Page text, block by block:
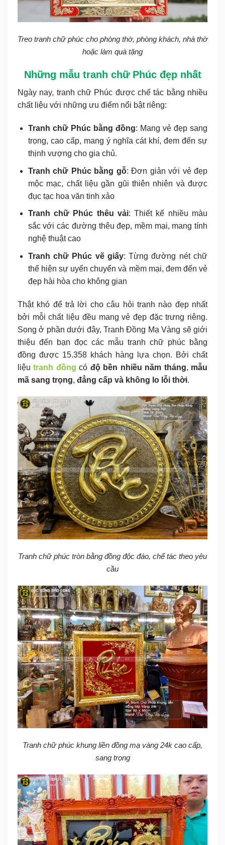
Treo tranh chữ phúc cho phòng thờ, phòng khách, nhà thờ
hoặc làm quà tặng
Những mẫu tranh chữ Phúc đẹp nhất
Ngày nay, tranh chữ Phúc được chế tác bằng nhiều
chất liệu với những ưu điểm nổi bật riêng:
Tranh chữ Phúc bằng đồng: Mang vẻ đẹp sang
trọng, cao cấp, mang ý nghĩa cát khí, đem đến sự
thịnh vượng cho gia chủ.
Tranh chữ Phúc bằng gỗ: Đơn giản với vẻ đẹp
mộc mạc, chất liệu gần gũi thiên nhiên và được
đục tạc hoa văn tinh xảo
Tranh chữ Phúc thêu vải: Thiết kế nhiều màu
sắc với các đường thêu đẹp, mềm mại, mang tính
nghệ thuật cao
Tranh chữ Phúc vẽ giấy: Từng đường nét chữ
thể hiện sự uyển chuyển và mềm mại, đem đến vẻ
đẹp hài hòa cho không gian
Thật khó để trả lời cho câu hỏi tranh nào đẹp nhất
bởi mỗi chất liệu đều mang vẻ đẹp đặc trưng riêng.
Song ở phần dưới đây, Tranh Đồng Mạ Vàng sẽ giới
thiệu đến bạn đọc các mẫu tranh chữ phúc bằng
đồng được 15.358 khách hàng lựa chọn. Bởi chất
liệutranh đồng có độ bền nhiều năm tháng, mẫu
mã sang trọng, đẳng cấp và không lo lỗi thời.
Tranh chữ phúc tròn bằng đồng độc đáo, chế tác theo yêu
cầu
Tranh chữ phúc khung liền đồng mạ vàng 24k cao cấp,
sang trọng